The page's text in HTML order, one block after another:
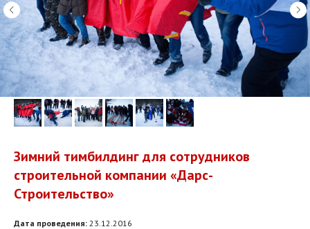
Зимний тимбилдинг для сотрудников
строительной компании «Дарс-
Строительство»
Дата проведения: 23.12.2016